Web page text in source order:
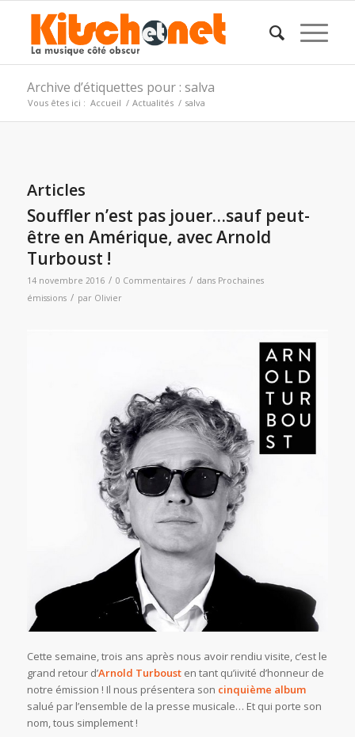
Archive d’étiquettes pour : salva
Vous êtes ici : Accueil / Actualités / salva
Articles
Souffler n’est pas jouer…sauf peut-
être en Amérique, avec Arnold
Turboust !
14 novembre 2016 / 0 Commentaires / dans Prochaines
émissions / par Olivier
Cette semaine, trois ans après nous avoir rendiu visite, c’est le
grand retour d’Arnold Turbousten tant qu’iivité d’honneur de
notre émission ! Il nous présentera son cinquième album
salué par l’ensemble de la presse musicale… Et qui porte son
nom, tous simplement !